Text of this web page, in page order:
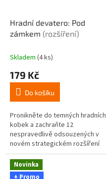
Hradní devatero: Pod
zámkem (rozšíření)
Skladem (4 ks)
179 Kč
Do košíku
Pronikněte do temných hradních
kobek a zachraňte 12
nespravedlivě odsouzených v
novém strategickém rozšíření
Pod zámkem pro oblíbenou
deskovou hru Hradní devatero.
Objevte nové...
Novinka
+ Promo